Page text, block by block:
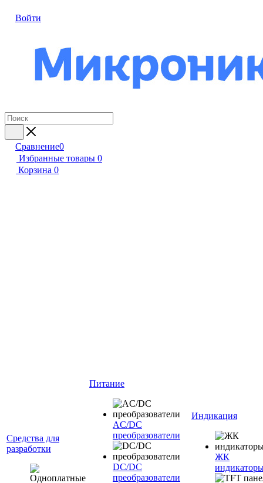
Войти
Сравнение0
Избранные товары 0
Корзина 0
Средства для
разработки
Питание
AC/DC
преобразователи
DC/DC
преобразователи
Индикация
ЖК